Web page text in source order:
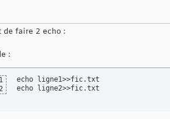
de faire 2 echo :
:
1
2
echo ligne1>>fic.txt
echo ligne2>>fic.txt